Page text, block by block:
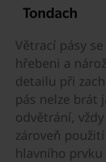
Větrací pásy
hřebeni a
detailu při
pás nelze brát
odvětrání,
zároveň
hlavního prvku